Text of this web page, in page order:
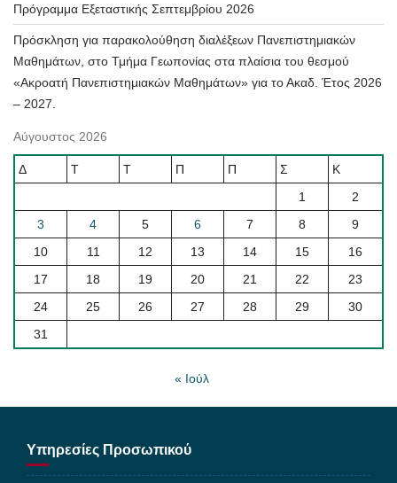
Πρόγραμμα Εξεταστικής Σεπτεμβρίου 2026
Πρόσκληση για παρακολούθηση διαλέξεων Πανεπιστημιακών
Μαθημάτων, στο Τμήμα Γεωπονίας στα πλαίσια του θεσμού
«Ακροατή Πανεπιστημιακών Μαθημάτων» για το Ακαδ. Έτος 2026
– 2027.
Αύγουστος 2026
Δ Τ Τ Π Π Σ
Κ
1
2
3
4 5 6 7 8
9
10
11 12 13 14 15
16
17
18 19 20 21 22
23
24
25 26 27 28 29
30
31
« Ιούλ
Υπηρεσίες Προσωπικού